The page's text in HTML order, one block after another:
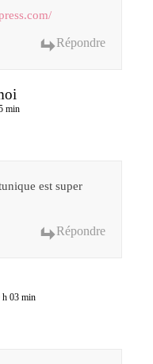
Répondre
min
est super
Répondre
h 03 min